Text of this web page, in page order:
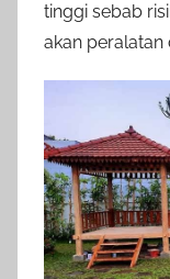
tinggi sebab
akan peralatan